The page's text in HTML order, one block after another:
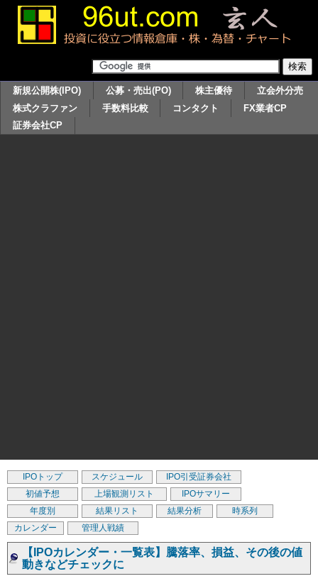
新規公開株(IPO) 公募・売出(PO) 株主優待
立会外分売
株式クラファン
手数料比較 コンタクト
FX業者CP
証券会社CP
IPOトップ スケジュール
IPO引受証券会社
初値予想
上場観測リスト
IPOサマリー
年度別
結果リスト 結果分析
時系列
カレンダー
管理人戦績
【IPOカレンダー・一覧表】騰落率、損益、その後の値
動きなどチェックに